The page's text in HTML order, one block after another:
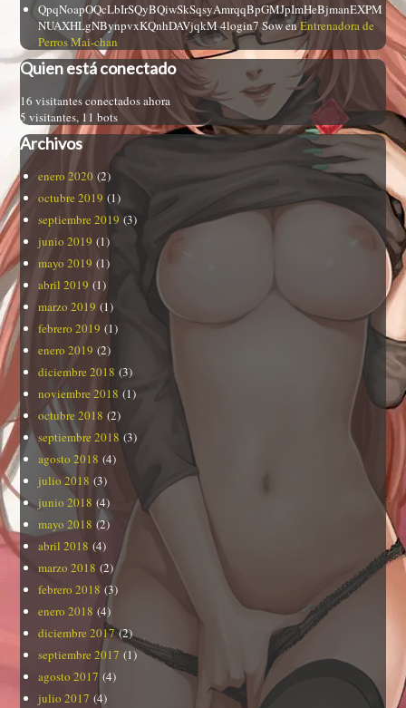
QpqNoapOQcLbIrSQyBQiwSkSqsyAmrqqBpGMJpImHeBjmanEXPM
NUAXHLgNBynpvxKQnhDAVjqkM 4login7 SowenEntrenadora de
Perros Mai-chan
Quien está conectado
16 visitantes conectados ahora
5 visitantes, 11 bots
Archivos
enero 2020 (2)
octubre 2019 (1)
septiembre 2019 (3)
junio 2019 (1)
mayo 2019 (1)
abril 2019 (1)
marzo 2019 (1)
febrero 2019 (1)
enero 2019 (2)
diciembre 2018 (3)
noviembre 2018 (1)
octubre 2018 (2)
septiembre 2018 (3)
agosto 2018 (4)
julio 2018 (3)
junio 2018 (4)
mayo 2018 (2)
abril 2018 (4)
marzo 2018 (2)
febrero 2018 (3)
enero 2018 (4)
diciembre 2017(2)
septiembre 2017 (1)
agosto 2017 (4)
julio 2017 (4)